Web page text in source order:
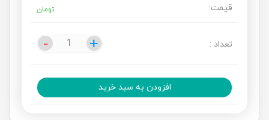
قیمت: تومان
تعداد : +
- +
-
افزودن به سبد خرید